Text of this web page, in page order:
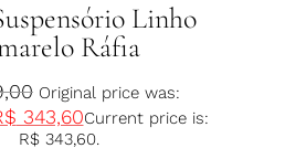
Linho
Ráfia
Original price was:
343,60Current price is:
R$ 343,60.